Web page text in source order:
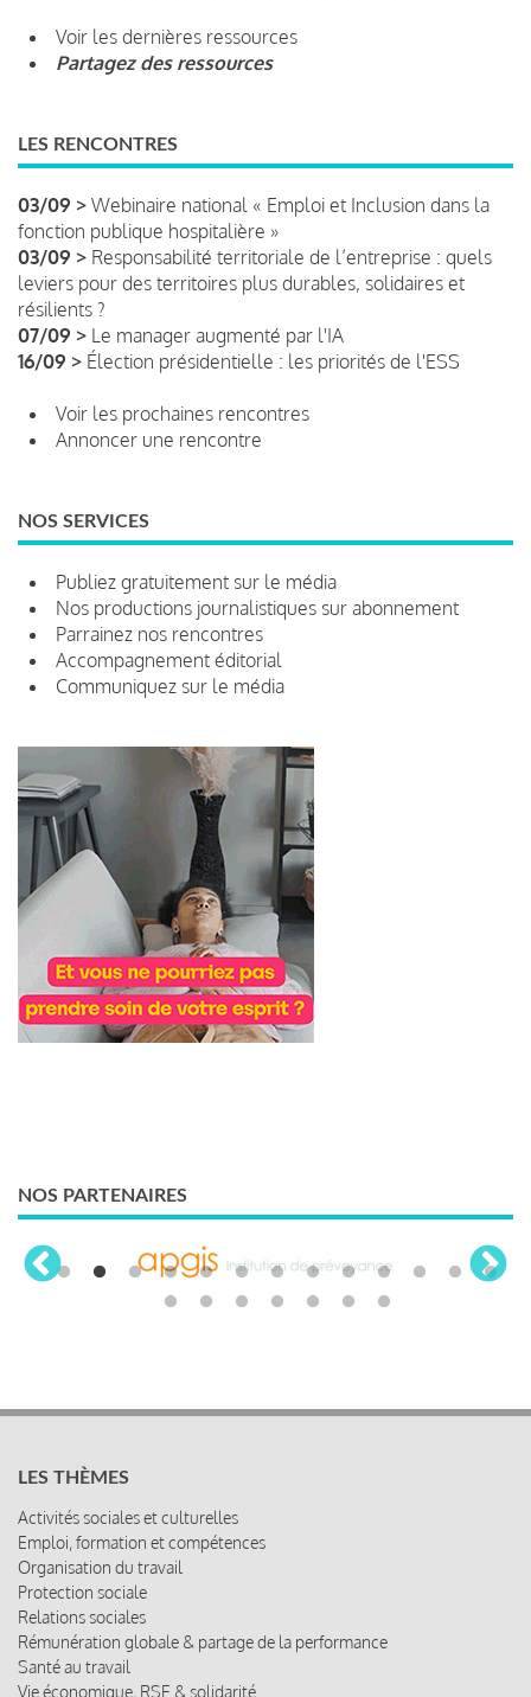
Voir les dernières ressources
Partagez des ressources
LES RENCONTRES
03/09 > Webinaire national « Emploi et Inclusion dans la
fonction publique hospitalière »
03/09 > Responsabilité territoriale de l’entreprise : quels
leviers pour des territoires plus durables, solidaires et
résilients ?
07/09 > Le manager augmenté par l'IA
16/09 > Élection présidentielle : les priorités de l'ESS
Voir les prochaines rencontres
Annoncer une rencontre
NOS SERVICES
Publiez gratuitement sur le média
Nos productions journalistiques sur abonnement
Parrainez nos rencontres
Accompagnement éditorial
Communiquez sur le média
NOS PARTENAIRES
LES THÈMES
Activités sociales et culturelles
Emploi, formation et compétences
Organisation du travail
Protection sociale
Relations sociales
Rémunération globale & partage de la performance
Santé au travail
Vie économique, RSE & solidarité